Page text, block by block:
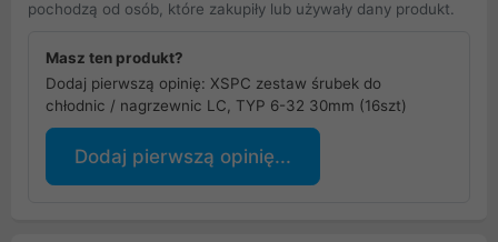
pochodzą od osób, które zakupiły lub używały dany produkt.
Masz ten produkt?
Dodaj pierwszą opinię: XSPC zestaw śrubek do
chłodnic / nagrzewnic LC, TYP 6-32 30mm (16szt)
Dodaj pierwszą opinię...